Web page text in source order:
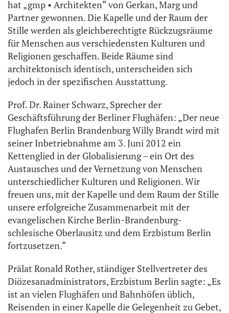
hat „gmp • Architekten“ von Gerkan, Marg und
Partner gewonnen. Die Kapelle und der Raum der
Stille werden als gleichberechtigte Rückzugsräume
für Menschen aus verschiedensten Kulturen und
Religionen geschaffen. Beide Räume sind
architektonisch identisch, unterscheiden sich
jedoch in der spezifischen Ausstattung.
Prof. Dr. Rainer Schwarz, Sprecher der
Geschäftsführung der Berliner Flughäfen: „Der neue
Flughafen Berlin Brandenburg Willy Brandt wird mit
seiner Inbetriebnahme am 3. Juni 2012 ein
Kettenglied in der Globalisierung – ein Ort des
Austausches und der Vernetzung von Menschen
unterschiedlicher Kulturen und Religionen. Wir
freuen uns, mit der Kapelle und dem Raum der Stille
unsere erfolgreiche Zusammenarbeit mit der
evangelischen Kirche Berlin-Brandenburg-
schlesische Oberlausitz und dem Erzbistum Berlin
fortzusetzen.“
Prälat Ronald Rother, ständiger Stellvertreter des
Diözesanadministrators, Erzbistum Berlin sagte: „Es
ist an vielen Flughäfen und Bahnhöfen üblich,
Reisenden in einer Kapelle die Gelegenheit zu Gebet,